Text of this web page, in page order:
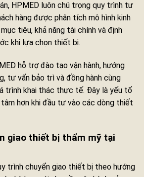
HPMED luôn chú trọng quy trình tư
hàng được phân tích mô hình kinh
tiêu, khả năng tài chính và định
khi lựa chọn thiết bị.
hỗ trợ đào tạo vận hành, hướng
tư vấn bảo trì và đồng hành cùng
trình khai thác thực tế. Đây là yếu tố
tâm hơn khi đầu tư vào các dòng thiết
giao thiết bị thẩm mỹ tại
trình chuyển giao thiết bị theo hướng